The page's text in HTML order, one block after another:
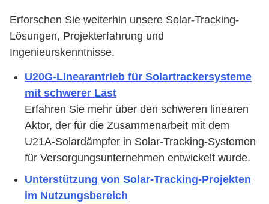
Erforschen Sie weiterhin unsere Solar-Tracking-
Lösungen, Projekterfahrung und
Ingenieurskenntnisse.
U20G-Linearantrieb für Solartrackersysteme
mit schwerer Last
Erfahren Sie mehr über den schweren linearen
Aktor, der für die Zusammenarbeit mit dem
U21A-Solardämpfer in Solar-Tracking-Systemen
für Versorgungsunternehmen entwickelt wurde.
Unterstützung von Solar-Tracking-Projekten
im Nutzungsbereich